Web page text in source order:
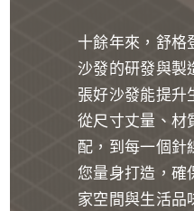
十餘年來，舒格
沙發的研發與製
張好沙發能提升
從尺寸丈量、材
配，到每一個針
您量身打造，確
家空間與生活品